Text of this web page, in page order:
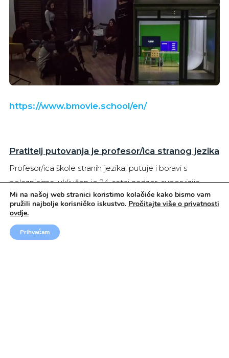
https://www.bmovie.school/en/
Pratitelj putovanja je profesor/ica stranog jezika
Profesor/ica škole stranih jezika, putuje i boravi s
polaznicima, uključen je 24-satni nadzor, supervizija
pohađanja nastave, društvenih i sportskih aktivnosti.
Profesori iz Južne Amerike i Španjolske polaznicima će
prenjeti znanje i praktične vještine španjolskog i
američkog obrazovnog sustava.
Mi na našoj web stranici koristimo kolačiće kako bismo vam
pružili najbolje korisničko iskustvo. Pročitajte više o privatnosti
ovdje.
Prihvaćam